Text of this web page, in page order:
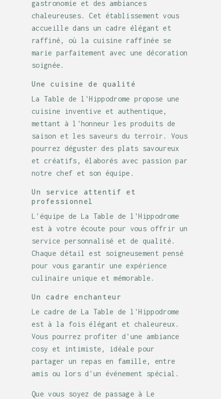
gastronomie et des ambiances
chaleureuses. Cet établissement vous
accueille dans un cadre élégant et
raffiné, où la cuisine raffinée se
marie parfaitement avec une décoration
soignée.
Une cuisine de qualité
La Table de l'Hippodrome propose une
cuisine inventive et authentique,
mettant à l'honneur les produits de
saison et les saveurs du terroir. Vous
pourrez déguster des plats savoureux
et créatifs, élaborés avec passion par
notre chef et son équipe.
Un service attentif et
professionnel
L'équipe de La Table de l'Hippodrome
est à votre écoute pour vous offrir un
service personnalisé et de qualité.
Chaque détail est soigneusement pensé
pour vous garantir une expérience
culinaire unique et mémorable.
Un cadre enchanteur
Le cadre de La Table de l'Hippodrome
est à la fois élégant et chaleureux.
Vous pourrez profiter d'une ambiance
cosy et intimiste, idéale pour
partager un repas en famille, entre
amis ou lors d'un événement spécial.
Que vous soyez de passage à Le